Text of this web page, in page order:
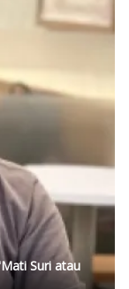
Suri atau